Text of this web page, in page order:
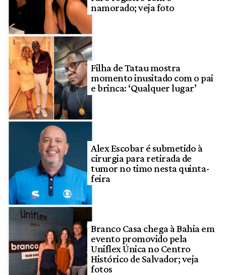
namorado; veja foto
Filha de Tatau mostra
momento inusitado com o pai
e brinca: ‘Qualquer lugar’
Alex Escobar é submetido à
cirurgia para retirada de
tumor no timo nesta quinta-
feira
Branco Casa chega à Bahia em
evento promovido pela
Uniflex Única no Centro
Histórico de Salvador; veja
fotos